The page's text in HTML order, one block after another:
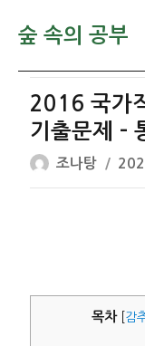
숲 속의 공부
2016 국가
기출문제 –
글
쓴
조나탕
작
성
목차 감